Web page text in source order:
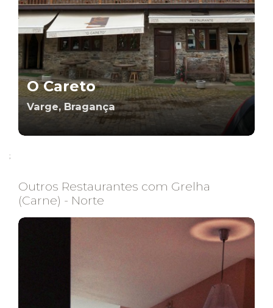
O Careto
Varge, Bragança
;
Outros Restaurantes com Grelha
(Carne) - Norte